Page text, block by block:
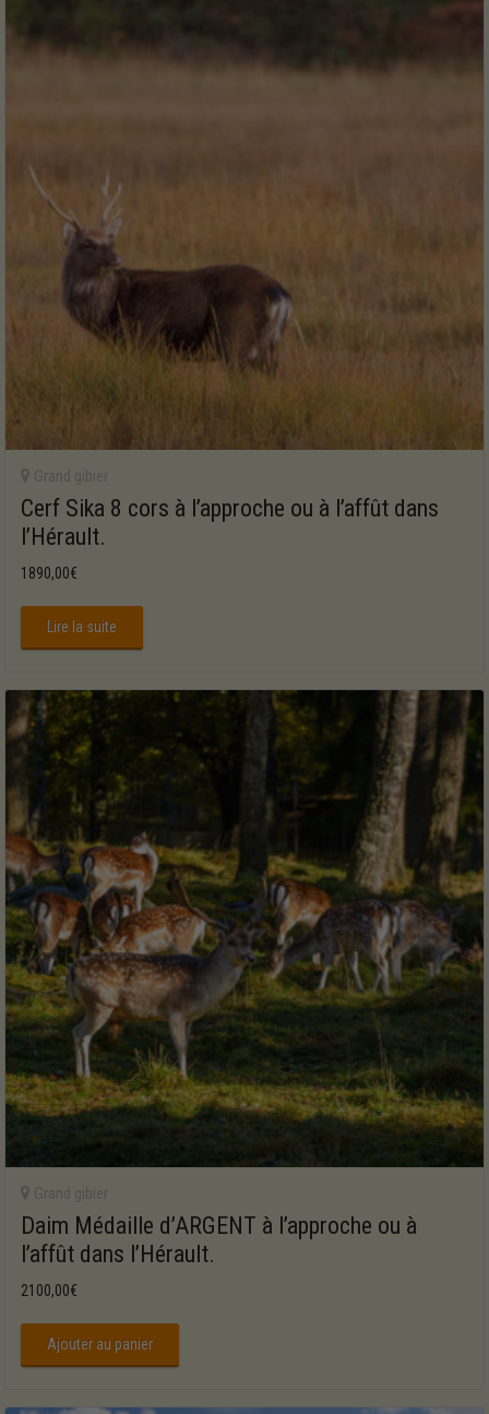
Grand gibier
Cerf Sika 8 cors à l’approche ou à l’affût dans
l’Hérault.
1890,00€
Lire la suite
Grand gibier
Daim Médaille d’ARGENT à l’approche ou à
l’affût dans l’Hérault.
2100,00€
Ajouter au panier